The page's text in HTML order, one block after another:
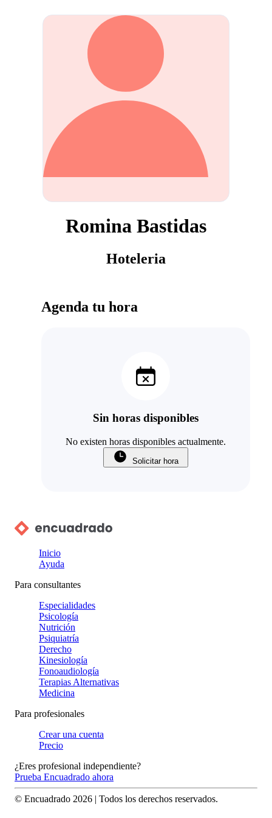
Romina Bastidas
Hoteleria
Agenda tu hora
Sin horas disponibles
No existen horas disponibles actualmente.
Solicitar hora
Inicio
Ayuda
Para consultantes
Especialidades
Psicología
Nutrición
Psiquiatría
Derecho
Kinesiología
Fonoaudiología
Terapias Alternativas
Medicina
Para profesionales
Crear una cuenta
Precio
¿Eres profesional independiente?
Prueba Encuadrado ahora
© Encuadrado 2026 | Todos los derechos reservados.